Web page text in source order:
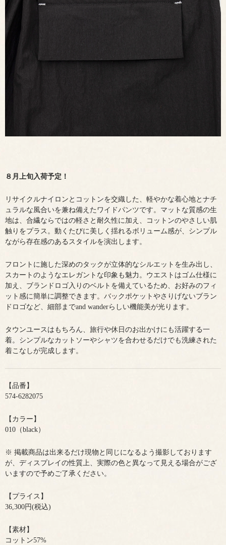
８月上旬入荷予定！
リサイクルナイロンとコットンを交織した、軽やかな着心地とナチ
ュラルな風合いを兼ね備えたワイドパンツです。マットな質感の生
地は、合繊ならではの軽さと耐久性に加え、コットンのやさしい肌
触りをプラス。動くたびに美しく揺れるボリューム感が、シンプル
ながら存在感のあるスタイルを演出します。
フロントに施した深めのタックが立体的なシルエットを生み出し、
スカートのようなエレガントな印象も魅力。ウエストはゴム仕様に
加え、ブランドロゴ入りのベルトを備えているため、お好みのフィ
ット感に簡単に調整できます。バックポケットやさりげないブラン
ドロゴなど、細部までand wanderらしい機能美が光ります。
タウンユースはもちろん、旅行や休日のお出かけにも活躍する一
着。シンプルなカットソーやシャツを合わせるだけでも洗練された
着こなしが完成します。
【品番】
574-6282075
【カラー】
010（black）
※ 掲載商品は出来るだけ現物と同じになるよう撮影しております
が、ディスプレイの性質上、実際の色と異なって見える場合がござ
いますので予めご了承ください。
【プライス】
36,300円(税込)
【素材】
コットン57%